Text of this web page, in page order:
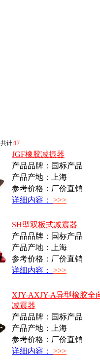
共计:17
JGF橡胶减振器
产品品牌：国标产品
产品产地：上海
参考价格：厂价直销
详细内容： >>>
SH型双板式减震器
产品品牌：国标产品
产品产地：上海
参考价格：厂价直销
详细内容： >>>
XJY-AXJY-A异型橡胶全
减震器
产品品牌：国标产品
产品产地：上海
参考价格：厂价直销
详细内容： >>>